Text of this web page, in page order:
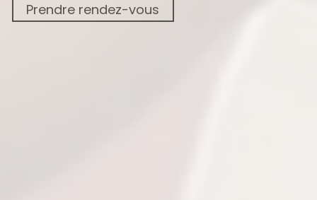
Prendre rendez-vous